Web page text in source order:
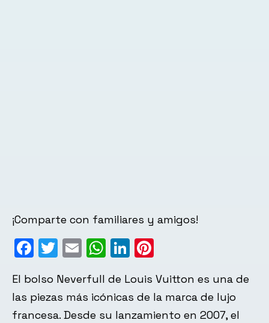
¡Comparte con familiares y amigos!
Facebook
Twitter
EmailWhatsApp
LinkedIn
El bolso Neverfull de Louis Vuitton es una de
las piezas más icónicas de la marca de lujo
francesa. Desde su lanzamiento en 2007, el